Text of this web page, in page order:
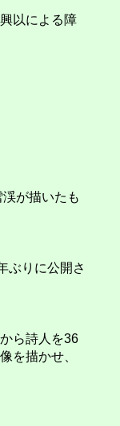
以による障
が描いたも
ぶりに公開さ
ら詩人を36
を描かせ、